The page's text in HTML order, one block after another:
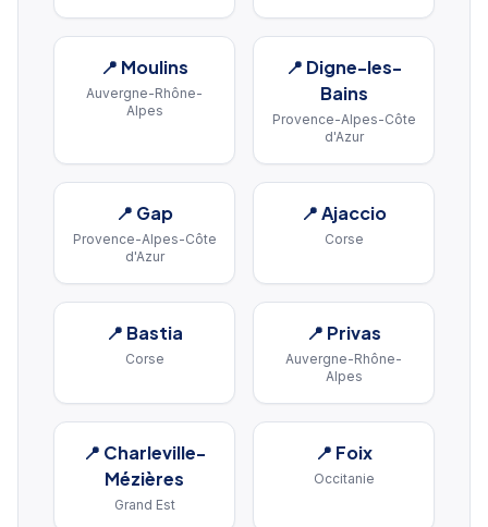
📍 Moulins
Auvergne-Rhône-
Alpes
📍 Digne-les-
Bains
Provence-Alpes-Côte
d'Azur
📍 Gap
Provence-Alpes-Côte
d'Azur
📍Ajaccio
Corse
📍 Bastia
Corse
📍 Privas
Auvergne-Rhône-
Alpes
📍 Charleville-
Mézières
Grand Est
📍 Foix
Occitanie